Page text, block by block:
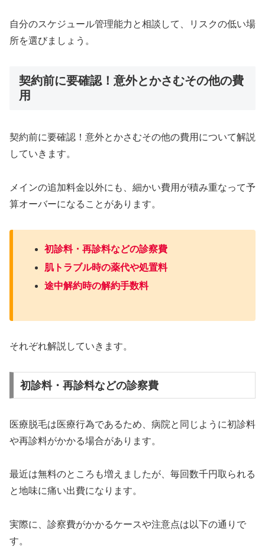
自分のスケジュール管理能力と相談して、リスクの低い場
所を選びましょう。
契約前に要確認！意外とかさむその他の費
用
契約前に要確認！意外とかさむその他の費用について解説
していきます。
メインの追加料金以外にも、細かい費用が積み重なって予
算オーバーになることがあります。
初診料・再診料などの診察費
肌トラブル時の薬代や処置料
途中解約時の解約手数料
それぞれ解説していきます。
初診料・再診料などの診察費
医療脱毛は医療行為であるため、病院と同じように初診料
や再診料がかかる場合があります。
最近は無料のところも増えましたが、毎回数千円取られる
と地味に痛い出費になります。
実際に、診察費がかかるケースや注意点は以下の通りで
す。